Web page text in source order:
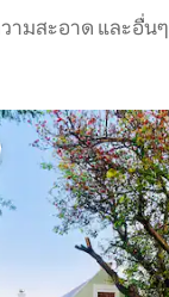
ามสะอาด และอื่นๆ